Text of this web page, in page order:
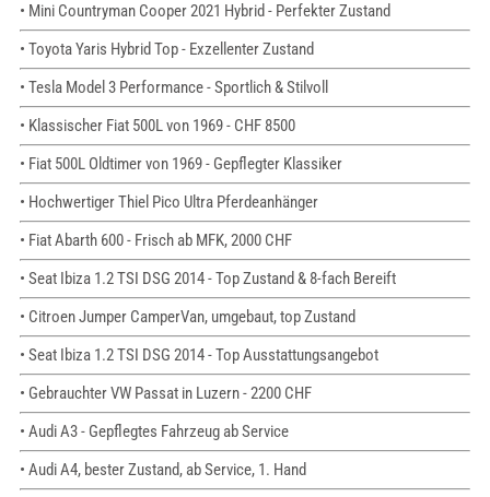
• Mini Countryman Cooper 2021 Hybrid - Perfekter Zustand
• Toyota Yaris Hybrid Top - Exzellenter Zustand
• Tesla Model 3 Performance - Sportlich & Stilvoll
• Klassischer Fiat 500L von 1969 - CHF 8500
• Fiat 500L Oldtimer von 1969 - Gepflegter Klassiker
• Hochwertiger Thiel Pico Ultra Pferdeanhänger
• Fiat Abarth 600 - Frisch ab MFK, 2000 CHF
• Seat Ibiza 1.2 TSI DSG 2014 - Top Zustand & 8-fach Bereift
• Citroen Jumper CamperVan, umgebaut, top Zustand
• Seat Ibiza 1.2 TSI DSG 2014 - Top Ausstattungsangebot
• Gebrauchter VW Passat in Luzern - 2200 CHF
• Audi A3 - Gepflegtes Fahrzeug ab Service
• Audi A4, bester Zustand, ab Service, 1. Hand